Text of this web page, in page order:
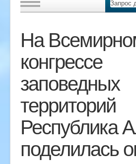
На
конгрессе
заповедных
территорий
Республика
поделилась